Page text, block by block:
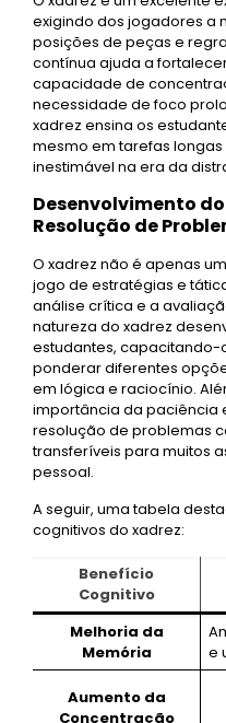
exigindo dos jogadores a
posições de peças e
contínua ajuda a
capacidade de
necessidade de foco
xadrez ensina os
mesmo em tarefas
inestimável na era da
Desenvolvimento
Resolução de
O xadrez não é apenas
jogo de estratégias e
análise crítica e a
natureza do xadrez
estudantes, capacitando-
ponderar diferentes
em lógica e raciocínio.
importância da paciência
resolução de problemas
transferíveis para muitos
pessoal.
A seguir, uma tabela
cognitivos do xadrez:
Benefício
Cognitivo
Melhoria da
Memória
e
Aumento da
Concentração